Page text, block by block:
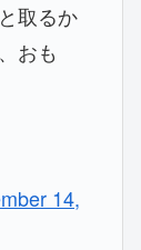
取るか
おも
14,